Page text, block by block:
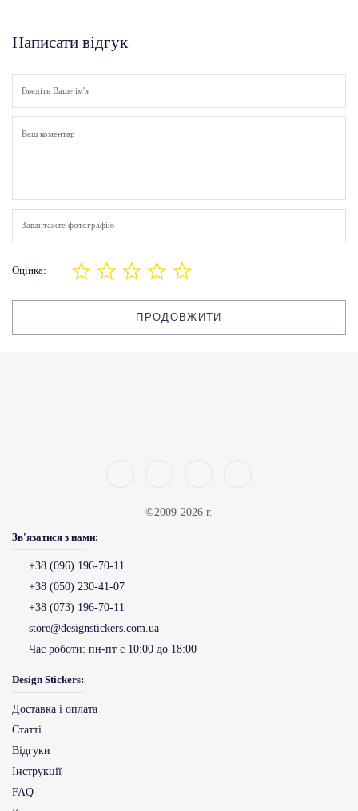
Написати відгук
Завантажте фотографію
Оцінка:
ПРОДОВЖИТИ
©2009-2026 г.
Зв'язатися з нами:
+38 (096) 196-70-11
+38 (050) 230-41-07
+38 (073) 196-70-11
store@designstickers.com.ua
Час роботи: пн-пт с 10:00 до 18:00
Design Stickers:
Доставка і оплата
Статті
Відгуки
Інструкції
FAQ